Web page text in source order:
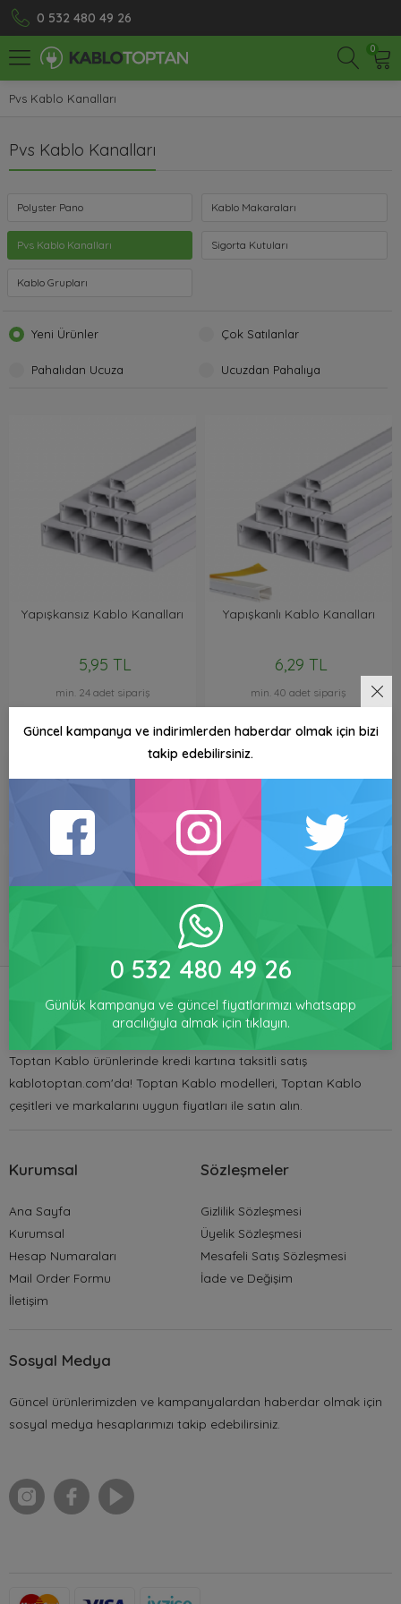
Güncel kampanya ve indirimlerden haberdar olmak için bizi
takip edebilirsiniz.
0 532 480 49 26
Günlük kampanya ve güncel fiyatlarımızı whatsapp
aracılığıyla almak için tıklayın.
0 532 480 49 26
0
Pvs Kablo Kanalları
Pvs Kablo Kanalları
Polyster Pano Kablo Makaraları
Pvs Kablo Kanalları Sigorta Kutuları
Kablo Grupları
Yeni Ürünler Çok Satılanlar
Pahalıdan Ucuza Ucuzdan Pahalıya
Yapışkansız Kablo Kanalları
5,95 TL
min. 24 adet sipariş
Yapışkanlı Kablo Kanalları
6,29 TL
min. 40 adet sipariş
HESAPLI
ÜRÜNLER
Toptan Ampul Satışı
Toptan Kablo ürünlerinde kredi kartına taksitli satış
kablotoptan.com'da! Toptan Kablo modelleri, Toptan Kablo
çeşitleri ve markalarını uygun fiyatları ile satın alın.
Kurumsal
Ana Sayfa
Kurumsal
Hesap Numaraları
Mail Order Formu
İletişim
Sözleşmeler
Gizlilik Sözleşmesi
Üyelik Sözleşmesi
Mesafeli Satış Sözleşmesi
İade ve Değişim
Sosyal Medya
Güncel ürünlerimizden ve kampanyalardan haberdar olmak için
sosyal medya hesaplarımızı takip edebilirsiniz.